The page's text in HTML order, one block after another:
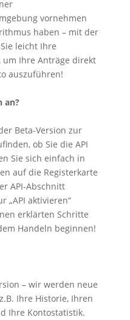
vornehmen
haben – mit der
leicht Ihre
um Ihre Anträge direkt
auszuführen!
an?
Beta-Version zur
ob Sie die API
Sie sich einfach in
auf die Registerkarte
API-Abschnitt
„API aktivieren“
erklärten Schritte
Handeln beginnen!
– wir werden neue
Ihre Historie, Ihren
Ihre Kontostatistik.